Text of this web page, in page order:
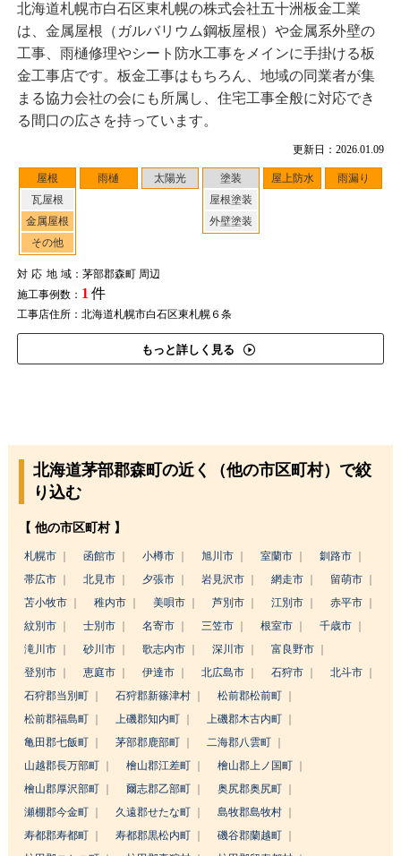
更新日：2026.01.09
屋根
瓦屋根
金属屋根
その他
雨樋 太陽光
塗装
屋根塗装
外壁塗装
屋上防水 雨漏り
対応地域：茅部郡森町 周辺
施工事例数： 1 件
工事店住所：北海道札幌市白石区東札幌６条
もっと詳しく見る
北海道札幌市白石区東札幌の株式会社五十洲板金工業
は、金属屋根（ガルバリウム鋼板屋根）や金属系外壁の
工事、雨樋修理やシート防水工事をメインに手掛ける板
金工事店です。板金工事はもちろん、地域の同業者が集
まる協力会社の会にも所属し、住宅工事全般に対応でき
る間口の広さを持っています。
北海道茅部郡森町の近く（他の市区町村）で絞
り込む
【 他の市区町村 】
札幌市 函館市 小樽市 旭川市 室蘭市
釧路市
帯広市
北見市 夕張市 岩見沢市 網走市
留萌市
苫小牧市
稚内市 美唄市 芦別市 江別市
赤平市
紋別市
士別市 名寄市 三笠市 根室市
千歳市
滝川市
砂川市 歌志内市 深川市
富良野市
登別市
恵庭市 伊達市 北広島市 石狩市
北斗市
石狩郡当別町
石狩郡新篠津村
松前郡松前町
松前郡福島町
上磯郡知内町
上磯郡木古内町
亀田郡七飯町
茅部郡鹿部町
二海郡八雲町
山越郡長万部町
檜山郡江差町
檜山郡上ノ国町
檜山郡厚沢部町
爾志郡乙部町
奥尻郡奥尻町
瀬棚郡今金町
久遠郡せたな町
島牧郡島牧村
寿都郡寿都町
寿都郡黒松内町
磯谷郡蘭越町